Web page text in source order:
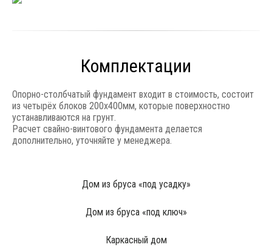
Комплектации
Опорно-столбчатый фундамент входит в стоимость, состоит
из четырёх блоков 200x400мм, которые поверхностно
устанавливаются на грунт.
Расчет свайно-винтового фундамента делается
дополнительно, уточняйте у менеджера.
Дом из бруса «под усадку»
Дом из бруса «под ключ»
Каркасный дом